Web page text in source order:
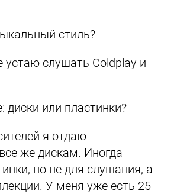
стиль?
слушать Coldplay и
: диски или пластинки?
я отдаю
же дискам. Иногда
но не для слушания, а
У меня уже есть 25